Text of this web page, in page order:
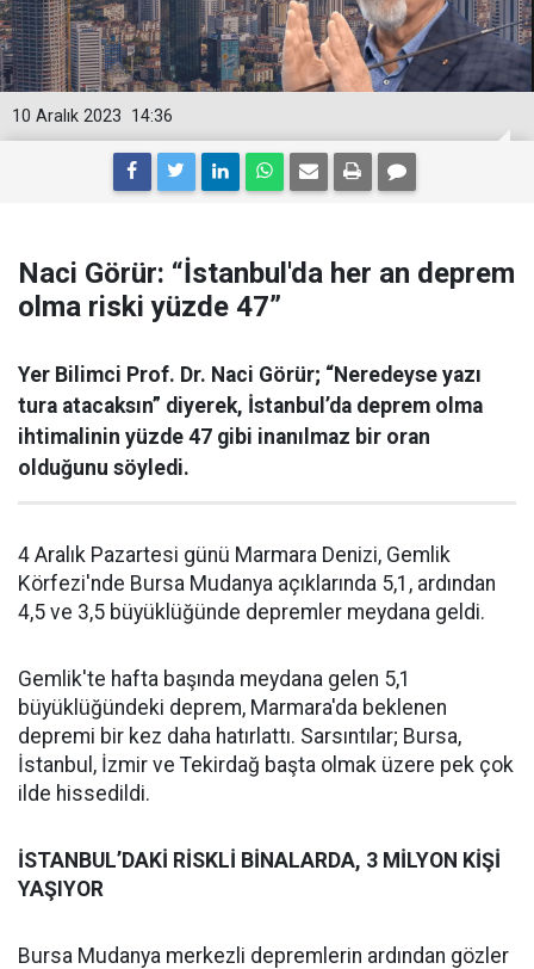
14:36
10 Aralık 2023
Naci Görür: “İstanbul'da her an deprem
olma riski yüzde 47”
Yer Bilimci Prof. Dr. Naci Görür; “Neredeyse yazı
tura atacaksın” diyerek, İstanbul’da deprem olma
ihtimalinin yüzde 47 gibi inanılmaz bir oran
olduğunu söyledi.
4 Aralık Pazartesi günü Marmara Denizi, Gemlik
Körfezi'nde Bursa Mudanya açıklarında 5,1, ardından
4,5 ve 3,5 büyüklüğünde depremler meydana geldi.
Gemlik'te hafta başında meydana gelen 5,1
büyüklüğündeki deprem, Marmara'da beklenen
depremi bir kez daha hatırlattı. Sarsıntılar; Bursa,
İstanbul, İzmir ve Tekirdağ başta olmak üzere pek çok
ilde hissedildi.
İSTANBUL’DAKİ RİSKLİ BİNALARDA, 3 MİLYON KİŞİ
YAŞIYOR
Bursa Mudanya merkezli depremlerin ardından gözler